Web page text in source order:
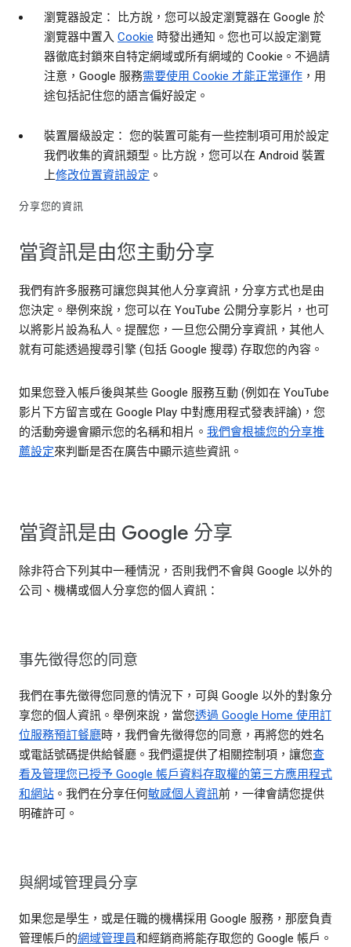
瀏覽器設定： 比方說，您可以設定瀏覽器在 Google 於
瀏覽器中置入 Cookie 時發出通知。您也可以設定瀏覽
器徹底封鎖來自特定網域或所有網域的 Cookie。不過請
注意，Google 服務需要使用 Cookie 才能正常運作 ，用
途包括記住您的語言偏好設定。
裝置層級設定： 您的裝置可能有一些控制項可用於設定
我們收集的資訊類型。比方說，您可以在 Android 裝置
上修改位置資訊設定 。
分享您的資訊
當資訊是由您主動分享
我們有許多服務可讓您與其他人分享資訊，分享方式也是由
您決定。舉例來說，您可以在 YouTube 公開分享影片，也可
以將影片設為私人。提醒您，一旦您公開分享資訊，其他人
就有可能透過搜尋引擎 (包括 Google 搜尋) 存取您的內容。
如果您登入帳戶後與某些 Google 服務互動 (例如在 YouTube
影片下方留言或在 Google Play 中對應用程式發表評論)，您
的活動旁邊會顯示您的名稱和相片。 我們會根據您的分享推
薦設定來判斷是否在廣告中顯示這些資訊。
當資訊是由 Google 分享
除非符合下列其中一種情況，否則我們不會與 Google 以外的
公司、機構或個人分享您的個人資訊：
事先徵得您的同意
我們在事先徵得您同意的情況下，可與 Google 以外的對象分
享您的個人資訊。舉例來說，當您透過 Google Home 使用訂
位服務預訂餐廳時，我們會先徵得您的同意，再將您的姓名
或電話號碼提供給餐廳。我們還提供了相關控制項，讓您查
看及管理您已授予 Google 帳戶資料存取權的第三方應用程式
和網站 。我們在分享任何敏感個人資訊前，一律會請您提供
明確許可。
與網域管理員分享
如果您是學生，或是任職的機構採用 Google 服務，那麼負責
管理帳戶的網域管理員和經銷商將能存取您的 Google 帳戶。